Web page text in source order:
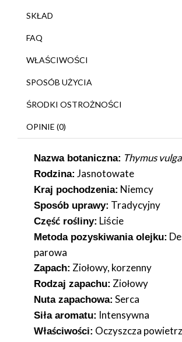
SKŁAD
FAQ
WŁAŚCIWOŚCI
SPOSÓB UŻYCIA
ŚRODKI OSTROŻNOŚCI
OPINIE (0)
Nazwa botaniczna: Thymus
Rodzina: Jasnotowate
Kraj pochodzenia: Niemcy
Sposób uprawy: Tradycyjny
Część rośliny: Liście
Metoda pozyskiwania olejku:
parowa
Zapach: Ziołowy, korzenny
Rodzaj zapachu: Ziołowy
Nuta zapachowa: Serca
Siła aromatu: Intensywna
Właściwości: Oczyszcza